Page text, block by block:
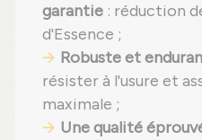
garantie : réduction
d'Essence ;
Robuste et
résister à l'usure et
maximale ;
Une qualité